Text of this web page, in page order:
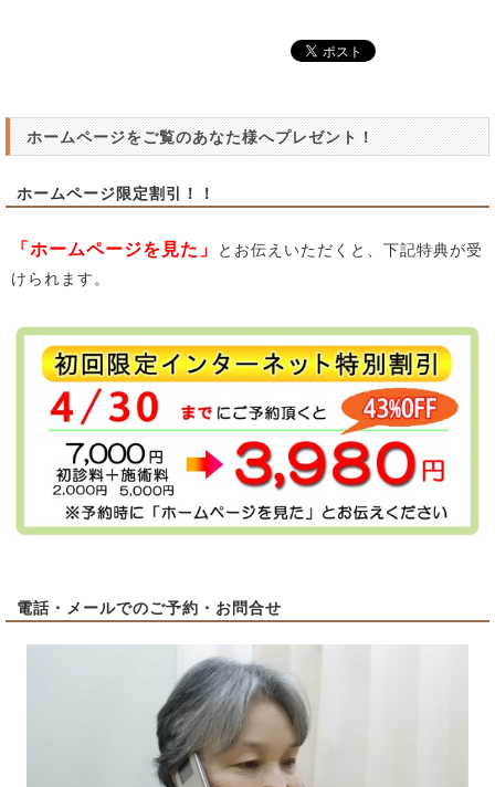
ホームページをご覧のあなた様へプレゼント！
ホームページ限定割引！！
「ホームページを見た」
とお伝えいただくと、下記特典が受
けられます。
電話・メールでのご予約・お問合せ